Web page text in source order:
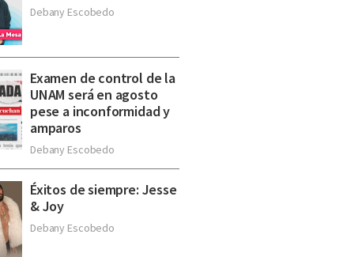
Debany Escobedo
Examen de control de la
UNAM será en agosto
pese a inconformidad y
amparos
Debany Escobedo
Éxitos de siempre: Jesse
& Joy
Debany Escobedo